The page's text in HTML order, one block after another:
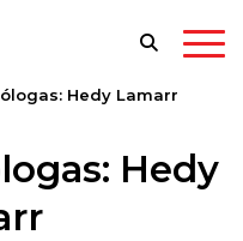
Hedy Lamarr
Hedy